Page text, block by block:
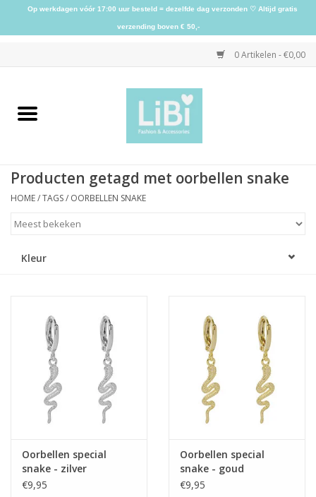
0 Artikelen - €0,00
Home
Schoenen
Home deco
Herensokken
Producten getagd met oorbellen snake
HOME/TAGS/ OORBELLEN SNAKE
Kleur
Oorbellen special
snake - zilver
€9,95
Oorbellen special
snake - goud
€9,95
Op werkdagen vóór 17:00 uur besteld = dezelfde dag verzonden ♡ Altijd gratis
verzending boven € 50,-